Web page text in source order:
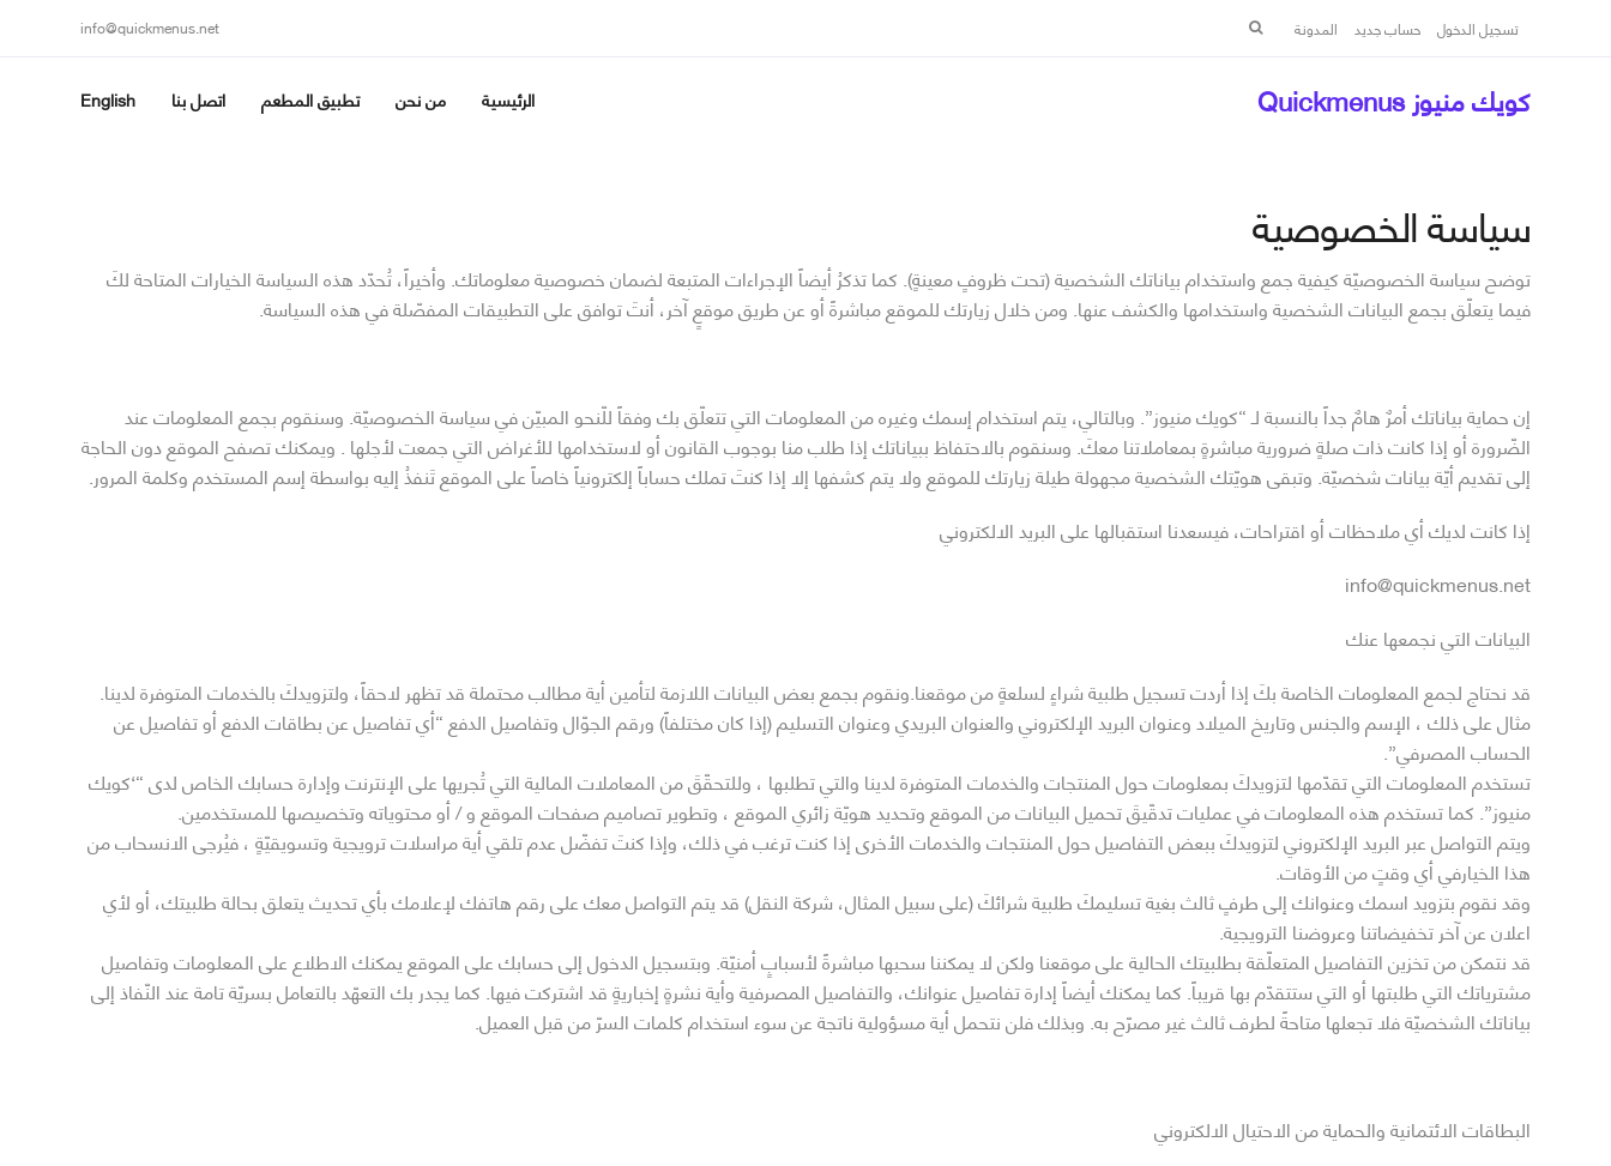
info@quickmenus.net تسجيل الدخول حساب جديد المدونة
البحث
كويك منيوز Quickmenus الرئيسية من نحن تطبيق المطعم اتصل بنا English
سياسة الخصوصية
توضح سياسة الخصوصيّة كيفية جمع واستخدام بياناتك الشخصية (تحت ظروفٍ معينةٍ). كما تذكرُ أيضاً الإجراءات المتبعة لضمان خصوصية معلوماتك. وأخيراً، تُحدّد هذه السياسة الخيارات المتاحة لكَ
فيما يتعلّق بجمع البيانات الشخصية واستخدامها والكشف عنها. ومن خلال زيارتك للموقع مباشرةً أو عن طريق موقعٍ آخر، أنتَ توافق على التطبيقات المفصّلة في هذه السياسة.
إن حماية بياناتك أمرٌ هامٌ جداً بالنسبة لـ “كويك منيوز”. وبالتالي، يتم استخدام إسمك وغيره من المعلومات التي تتعلّق بك وفقاً للّنحو المبيّن في سياسة الخصوصيّة. وسنقوم بجمع المعلومات عند
الضّرورة أو إذا كانت ذات صلةٍ ضرورية مباشرةٍ بمعاملاتنا معكَ. وسنقوم بالاحتفاظ ببياناتك إذا طلب منا بوجوب القانون أو لاستخدامها للأغراض التي جمعت لأجلها . ويمكنك تصفح الموقع دون الحاجة
إلى تقديم أيّة بيانات شخصيّة. وتبقى هويّتك الشخصية مجهولة طيلة زيارتك للموقع ولا يتم كشفها إلا إذا كنتَ تملك حساباً إلكترونياً خاصاً على الموقع تَنفذُ إليه بواسطة إسم المستخدم وكلمة المرور.
إذا كانت لديك أي ملاحظات أو اقتراحات، فيسعدنا استقبالها على البريد الالكتروني
info@quickmenus.net
البيانات التي نجمعها عنك
قد نحتاج لجمع المعلومات الخاصة بكَ إذا أردت تسجيل طلبية شراءٍ لسلعةٍ من موقعنا.ونقوم بجمع بعض البيانات اللازمة لتأمين أية مطالب محتملة قد تظهر لاحقاً­، ولتزويدكَ بالخدمات المتوفرة لدينا.
مثال على ذلك ، الإسم والجنس وتاريخ الميلاد وعنوان البريد الإلكتروني والعنوان البريدي وعنوان التسليم (إذا كان مختلفاً) ورقم الجوّال وتفاصيل الدفع “أي تفاصيل عن بطاقات الدفع أو تفاصيل عن
الحساب المصرفي”.
تستخدم المعلومات التي تقدّمها لتزويدكَ بمعلومات حول المنتجات والخدمات المتوفرة لدينا والتي تطلبها ، وللتحقّقَ من المعاملات المالية التي تُجريها على الإنترنت وإدارة حسابك الخاص لدى “‘كويك
منيوز”. كما تستخدم هذه المعلومات في عمليات تدقّيقَ تحميل البيانات من الموقع وتحديد هويّة زائري الموقع ، وتطوير تصاميم صفحات الموقع و / أو محتوياته وتخصيصها للمستخدمين.
ويتم التواصل عبر البريد الإلكتروني لتزويدكَ ببعض التفاصيل حول المنتجات والخدمات الأخرى إذا كنت ترغب في ذلك، وإذا كنتَ تفضّل عدم تلقي أية مراسلات ترويجية وتسويقيّةٍ ، فيُرجى الانسحاب من
هذا الخيارفي أي وقتٍ من الأوقات.
وقد نقوم بتزويد اسمك وعنوانك إلى طرفٍ ثالث بغية تسليمكَ طلبية شرائكَ (على سبيل المثال، شركة النقل) قد يتم التواصل معك على رقم هاتفك لإعلامك بأي تحديث يتعلق بحالة طلبيتك، أو لأي
اعلان عن آخر تخفيضاتنا وعروضنا الترويجية.
قد نتمكن من تخزين التفاصيل المتعلّقة بطلبيتك الحالية على موقعنا ولكن لا يمكننا سحبها مباشرةً لأسبابٍ أمنيّة. وبتسجيل الدخول إلى حسابك على الموقع يمكنك الاطلاع على المعلومات وتفاصيل
مشترياتك التي طلبتها أو التي ستتقدّم بها قريباً. كما يمكنك أيضاً إدارة تفاصيل عنوانك، والتفاصيل المصرفية وأية نشرةٍ إخباريةٍ قد اشتركت فيها. كما يجدر بك التعهّد بالتعامل بسريّة تامة عند النّفاذ إلى
بياناتك الشخصيّة فلا تجعلها متاحةً لطرف ثالث غير مصرّح به. وبذلك فلن نتحمل أية مسؤولية ناتجة عن سوء استخدام كلمات السرّ من قبل العميل.
البطاقات الائتمانية والحماية من الاحتيال الالكتروني